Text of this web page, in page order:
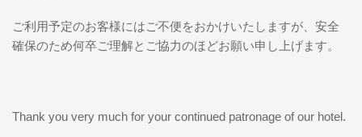
ご利用予定のお客様にはご不便をおかけいたしますが、安全
確保のため何卒ご理解とご協力のほどお願い申し上げます。
Thank you very much for your continued patronage of our hotel.